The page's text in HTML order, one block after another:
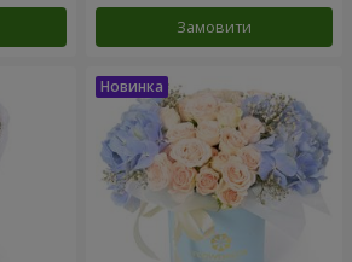
Замовити